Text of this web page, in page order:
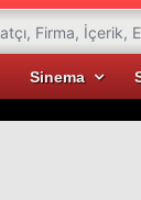
Sinema